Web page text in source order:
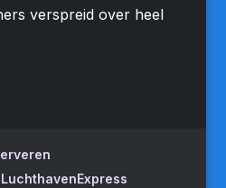
verspreid over heel